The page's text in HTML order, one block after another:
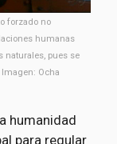
forzado no
humanas
naturales, pues se
Ocha
humanidad
para regular